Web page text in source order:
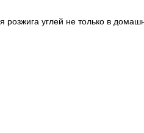
розжига углей не только в